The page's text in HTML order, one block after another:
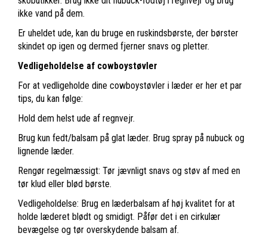
ikke vand på dem.
Er uheldet ude, kan du bruge en ruskindsbørste, der børster
skindet op igen og dermed fjerner snavs og pletter.
Vedligeholdelse af cowboystøvler
For at vedligeholde dine cowboystøvler i læder er her et par
tips, du kan følge:
Hold dem helst ude af regnvejr.
Brug kun fedt/balsam på glat læder. Brug spray på nubuck og
lignende læder.
Rengør regelmæssigt: Tør jævnligt snavs og støv af med en
tør klud eller blød børste.
Vedligeholdelse: Brug en læderbalsam af høj kvalitet for at
holde læderet blødt og smidigt. Påfør det i en cirkulær
bevægelse og tør overskydende balsam af.